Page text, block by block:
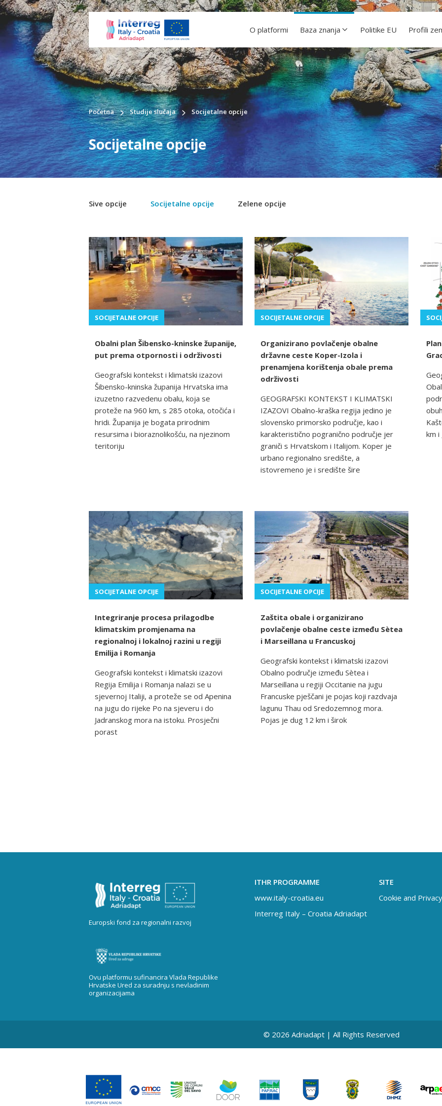
O platformi Baza znanja Politike EU Profili
Početna Studije slučaja Socijetalne opcije
Socijetalne opcije
Sive opcije Socijetalne opcije Zelene opcije
SOCIJETALNE OPCIJE
Obalni plan Šibensko-kninske županije,
put prema otpornosti i održivosti
Geografski kontekst i klimatski izazovi
Šibensko-kninska županija Hrvatska ima
izuzetno razvedenu obalu, koja se
proteže na 960 km, s 285 otoka, otočića i
hridi. Županija je bogata prirodnim
resursima i bioraznolikošću, na njezinom
teritoriju
SOCIJETALNE OPCIJE
Organizirano povlačenje obalne
državne ceste Koper-Izola i
prenamjena korištenja obale prema
održivosti
GEOGRAFSKI KONTEKST I KLIMATSKI
IZAZOVI Obalno-kraška regija jedino je
slovensko primorsko područje, kao i
karakteristično pogranično područje jer
graniči s Hrvatskom i Italijom. Koper je
urbano regionalno središte, a
istovremeno je i središte šire
km
SOCIJETALNE OPCIJE
Integriranje procesa prilagodbe
klimatskim promjenama na
regionalnoj i lokalnoj razini u regiji
Emilija i Romanja
Geografski kontekst i klimatski izazovi
Regija Emilija i Romanja nalazi se u
sjevernoj Italiji, a proteže se od Apenina
na jugu do rijeke Po na sjeveru i do
Jadranskog mora na istoku. Prosječni
porast
SOCIJETALNE OPCIJE
Zaštita obale i organizirano
povlačenje obalne ceste između Sètea
i Marseillana u Francuskoj
Geografski kontekst i klimatski izazovi
Obalno područje između Sètea i
Marseillana u regiji Occitanie na jugu
Francuske pješčani je pojas koji razdvaja
lagunu Thau od Sredozemnog mora.
Pojas je dug 12 km i širok
Europski fond za regionalni razvoj
Ovu platformu sufinancira Vlada Republike
Hrvatske Ured za suradnju s nevladinim
organizacijama
ITHR PROGRAMME
www.italy-croatia.eu
Interreg Italy – Croatia Adriadapt
SITE
Cookie and
© 2026 Adriadapt | All Rights Reserved